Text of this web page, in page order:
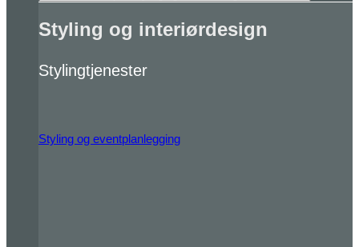
Styling og interiørdesign
Stylingtjenester
Styling og eventplanlegging